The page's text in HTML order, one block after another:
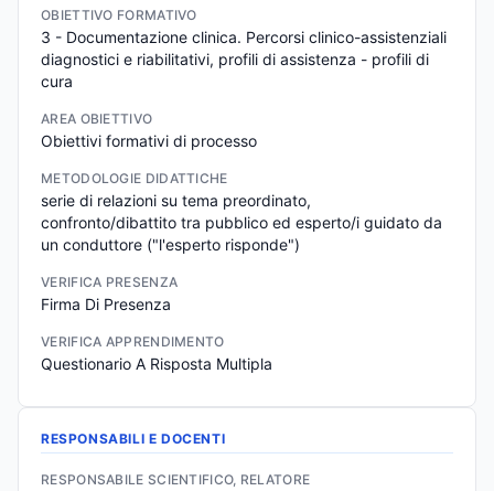
OBIETTIVO FORMATIVO
3 - Documentazione clinica. Percorsi clinico-assistenziali
diagnostici e riabilitativi, profili di assistenza - profili di
cura
AREA OBIETTIVO
Obiettivi formativi di processo
METODOLOGIE DIDATTICHE
serie di relazioni su tema preordinato,
confronto/dibattito tra pubblico ed esperto/i guidato da
un conduttore ("l'esperto risponde")
VERIFICA PRESENZA
Firma Di Presenza
VERIFICA APPRENDIMENTO
Questionario A Risposta Multipla
RESPONSABILI E DOCENTI
RESPONSABILE SCIENTIFICO, RELATORE